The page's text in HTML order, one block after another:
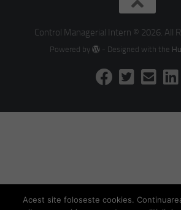
Control Managerial Intern © 2026. All
Powered by - Designed with the
Acest site foloseste cookies.